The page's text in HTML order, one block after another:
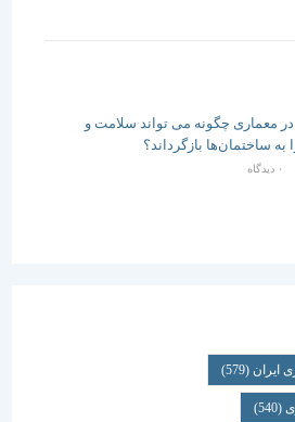
چگونه می تواند سلامت و
بازگرداند؟
(579)